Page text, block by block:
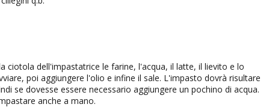
ciotola dell'impastatrice le farine, l'acqua, il latte, il lievito e lo
poi aggiungere l'olio e infine il sale. L'impasto dovrà risultare
se dovesse essere necessario aggiungere un pochino di acqua.
anche a mano.